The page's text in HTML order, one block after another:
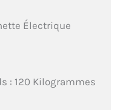
Électrique
: 120 Kilogrammes